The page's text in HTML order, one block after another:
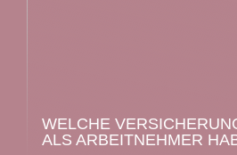
WELCHE
ALS ARBEITNEHMER